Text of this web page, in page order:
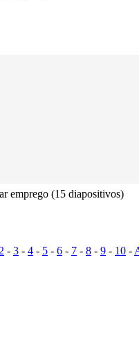
emprego (15 diapositivos)
- 3 - 4 - 5 - 6 - 7 - 8 - 9 - 10 -